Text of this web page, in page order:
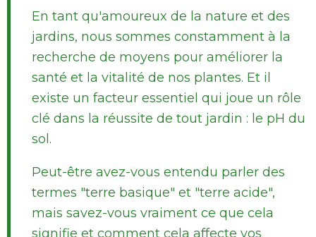
En tant qu'amoureux de la nature et des
jardins, nous sommes constamment à la
recherche de moyens pour améliorer la
santé et la vitalité de nos plantes. Et il
existe un facteur essentiel qui joue un rôle
clé dans la réussite de tout jardin : le pH du
sol.
Peut-être avez-vous entendu parler des
termes "terre basique" et "terre acide",
mais savez-vous vraiment ce que cela
signifie et comment cela affecte vos